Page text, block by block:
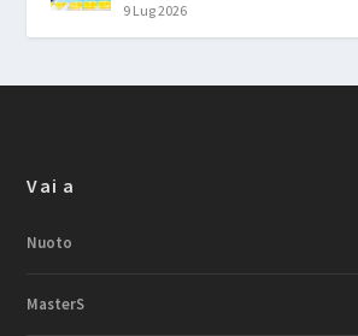
9 Lug 2026
Vai a
Nuoto
MasterS